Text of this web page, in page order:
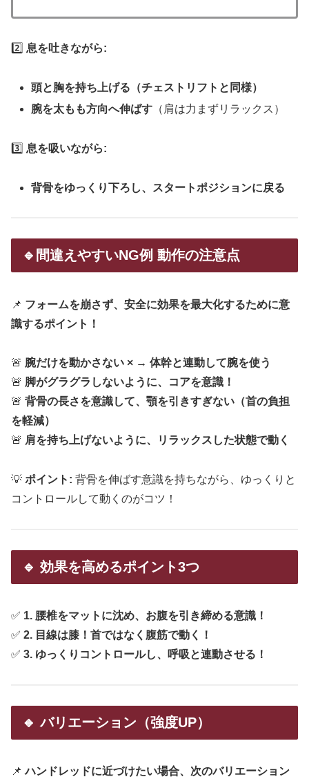
2️⃣ 息を吐きながら:
頭と胸を持ち上げる（チェストリフトと同様）
腕を太もも方向へ伸ばす （肩は力まずリラックス）
3️⃣ 息を吸いながら:
背骨をゆっくり下ろし、スタートポジションに戻る
🔹間違えやすいNG例 動作の注意点
📌 フォームを崩さず、安全に効果を最大化するために意
識するポイント！
🚨 腕だけを動かさない × → 体幹と連動して腕を使う
🚨 脚がグラグラしないように、コアを意識！
🚨 背骨の長さを意識して、顎を引きすぎない（首の負担
を軽減）
🚨 肩を持ち上げないように、リラックスした状態で動く
💡 ポイント: 背骨を伸ばす意識を持ちながら、ゆっくりと
コントロールして動くのがコツ！
🔹 効果を高めるポイント3つ
✅ 1. 腰椎をマットに沈め、お腹を引き締める意識！
✅ 2. 目線は膝！首ではなく腹筋で動く！
✅ 3. ゆっくりコントロールし、呼吸と連動させる！
🔹 バリエーション（強度UP）
📌ハンドレッドに近づけたい場合、次のバリエーション